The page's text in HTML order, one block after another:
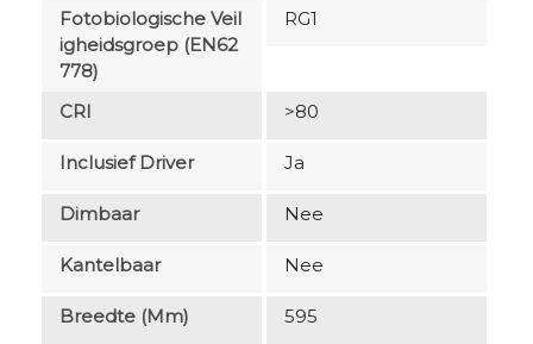
Fotobiologische Veil
Igheidsgroep (EN62
778)
RG1
CRI >80
Inclusief Driver Ja
Dimbaar Nee
Kantelbaar Nee
Breedte (mm) 595